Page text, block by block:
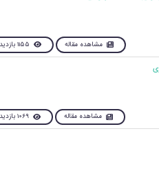
مشاهده مقاله 1155 بازدید
مشاهده مقاله 1069 بازدید